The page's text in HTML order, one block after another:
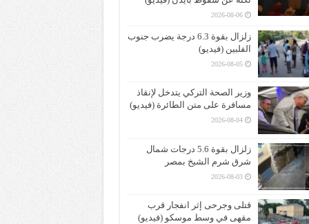
2026-08-06
زلزال بقوة 6.3 درجة يضرب جنوب
الفلبين (فيديو)
2026-08-05
وزير الصحة التركي يتدخل لإنقاذ
مسافرة على متن الطائرة (فيديو)
2026-08-04
زلزال بقوة 5.6 درجات شمال
شرق شرم الشيخ بمصر
2026-08-03
قتلى وجرحى إثر انفجار قرب
مقهى في وسط موسكو (فيديو)